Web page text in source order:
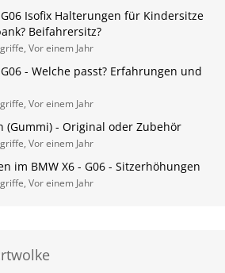
Isofix Halterungen für Kindersitze
Beifahrersitz?
Vor einem Jahr
- Welche passt? Erfahrungen und
Vor einem Jahr
(Gummi) - Original oder Zubehör
Vor einem Jahr
im BMW X6 - G06 - Sitzerhöhungen
Vor einem Jahr